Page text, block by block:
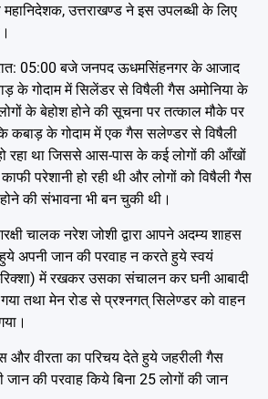
उत्तराखण्ड ने इस उपलब्धी के लिए
05:00 बजे जनपद ऊधमसिंहनगर के आजाद
के गोदाम में सिलेंडर से विषैली गैस अमोनिया के
के बेहोश होने की सूचना पर तत्काल मौके पर
कबाड़ के गोदाम में एक गैस सलेण्डर से विषैली
रहा था जिससे आस-पास के कई लोगों की आँखों
परेशानी हो रही थी और लोगों को विषैली गैस
की संभावना भी बन चुकी थी।
चालक नरेश जोशी द्वारा आपने अदम्य शाहस
अपनी जान की परवाह न करते हुये स्वयं
में रखकर उसका संचालन कर घनी आबादी
तथा मेन रोड से प्रश्नगत् सिलेण्डर को वाहन
और वीरता का परिचय देते हुये जहरीली गैस
की परवाह किये बिना 25 लोगों की जान